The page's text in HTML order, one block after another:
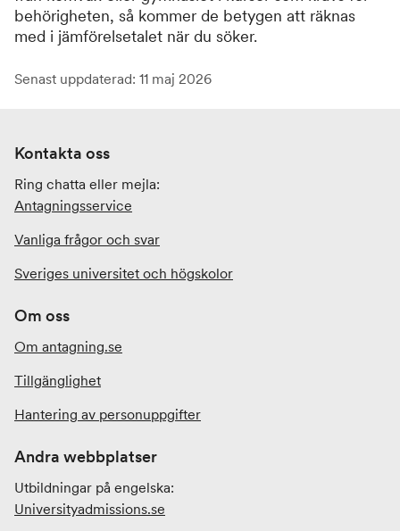
behörigheten, så kommer de betygen att räknas
med i jämförelsetalet när du söker.
Senast uppdaterad: 11 maj 2026
Kontakta oss
Ring chatta eller mejla:
Antagningsservice
Vanliga frågor och svar
Sveriges universitet och högskolor
Om oss
Om antagning.se
Tillgänglighet
Hantering av personuppgifter
Andra webbplatser
Utbildningar på engelska:
Universityadmissions.se